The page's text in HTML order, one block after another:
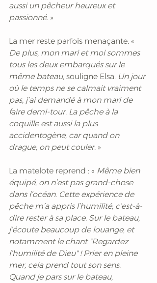
aussi un pêcheur heureux et
passionné. »
La mer reste parfois menaçante. «
De plus, mon mari et moi sommes
tous les deux embarqués sur le
même bateau, souligne Elsa. Un jour
où le temps ne se calmait vraiment
pas, j’ai demandé à mon mari de
faire demi-tour. La pêche à la
coquille est aussi la plus
accidentogène, car quand on
drague, on peut couler. »
La matelote reprend : « Même bien
équipé, on n’est pas grand-chose
dans l’océan. Cette expérience de
pêche m’a appris l’humilité, c’est-à-
dire rester à sa place. Sur le bateau,
j’écoute beaucoup de louange, et
notamment le chant "Regardez
l’humilité de Dieu" ! Prier en pleine
mer, cela prend tout son sens.
Quand je pars sur le bateau,